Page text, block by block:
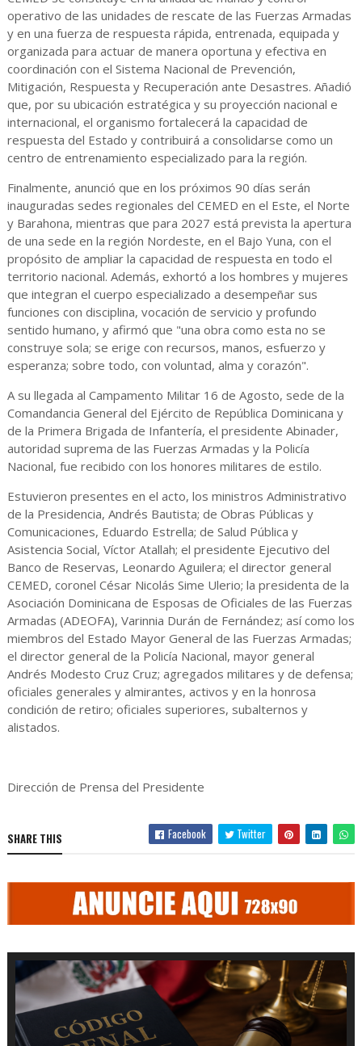
operativo de las unidades de rescate de las Fuerzas Armadas
y en una fuerza de respuesta rápida, entrenada, equipada y
organizada para actuar de manera oportuna y efectiva en
coordinación con el Sistema Nacional de Prevención,
Mitigación, Respuesta y Recuperación ante Desastres. Añadió
que, por su ubicación estratégica y su proyección nacional e
internacional, el organismo fortalecerá la capacidad de
respuesta del Estado y contribuirá a consolidarse como un
centro de entrenamiento especializado para la región.
Finalmente, anunció que en los próximos 90 días serán
inauguradas sedes regionales del CEMED en el Este, el Norte
y Barahona, mientras que para 2027 está prevista la apertura
de una sede en la región Nordeste, en el Bajo Yuna, con el
propósito de ampliar la capacidad de respuesta en todo el
territorio nacional. Además, exhortó a los hombres y mujeres
que integran el cuerpo especializado a desempeñar sus
funciones con disciplina, vocación de servicio y profundo
sentido humano, y afirmó que "una obra como esta no se
construye sola; se erige con recursos, manos, esfuerzo y
esperanza; sobre todo, con voluntad, alma y corazón".
A su llegada al Campamento Militar 16 de Agosto, sede de la
Comandancia General del Ejército de República Dominicana y
de la Primera Brigada de Infantería, el presidente Abinader,
autoridad suprema de las Fuerzas Armadas y la Policía
Nacional, fue recibido con los honores militares de estilo.
Estuvieron presentes en el acto, los ministros Administrativo
de la Presidencia, Andrés Bautista; de Obras Públicas y
Comunicaciones, Eduardo Estrella; de Salud Pública y
Asistencia Social, Víctor Atallah; el presidente Ejecutivo del
Banco de Reservas, Leonardo Aguilera; el director general
CEMED, coronel César Nicolás Sime Ulerio; la presidenta de la
Asociación Dominicana de Esposas de Oficiales de las Fuerzas
Armadas (ADEOFA), Varinnia Durán de Fernández; así como los
miembros del Estado Mayor General de las Fuerzas Armadas;
el director general de la Policía Nacional, mayor general
Andrés Modesto Cruz Cruz; agregados militares y de defensa;
oficiales generales y almirantes, activos y en la honrosa
condición de retiro; oficiales superiores, subalternos y
alistados.
Dirección de Prensa del Presidente
SHARE THIS Facebook Twitter